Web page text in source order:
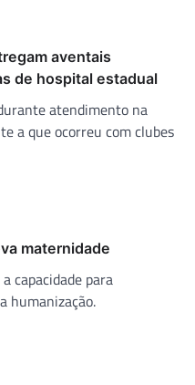
aventais
de hospital estadual
atendimento na
a que ocorreu com clubes
maternidade
capacidade para
humanização.